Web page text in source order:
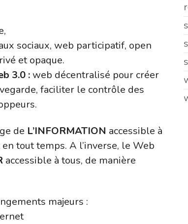
sociaux, web participatif, open
et opaque.
3.0 : web décentralisé pour créer
faciliter le contrôle des
de L’INFORMATION accessible à
tout temps. A l’inverse, le Web
accessible à tous, de manière
majeurs :